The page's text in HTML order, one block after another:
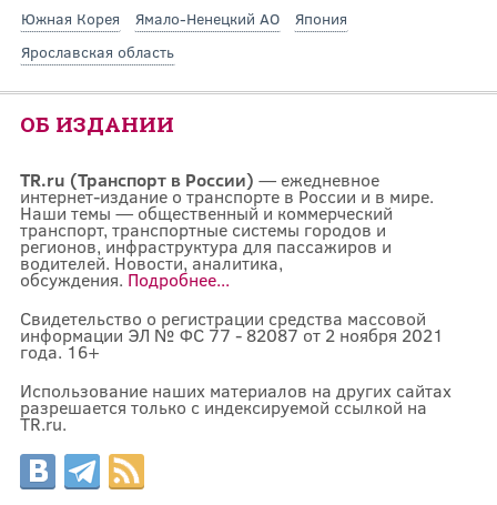
Южная Корея
Ямало-Ненецкий АО
Япония
Ярославская область
ОБ ИЗДАНИИ
TR.ru (Транспорт в России) — ежедневное
интернет-издание о транспорте в России и в мире.
Наши темы — общественный и коммерческий
транспорт, транспортные системы городов и
регионов, инфраструктура для пассажиров и
водителей. Новости, аналитика,
обсуждения. Подробнее...
Свидетельство о регистрации средства массовой
информации ЭЛ № ФС 77 - 82087 от 2 ноября 2021
года. 16+
Использование наших материалов на других сайтах
разрешается только с индексируемой ссылкой на
TR.ru.